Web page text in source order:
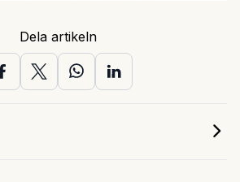
Dela artikeln